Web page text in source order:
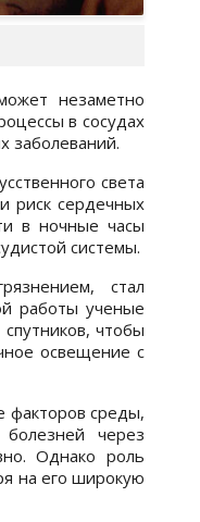
незаметно
в сосудах
заболеваний.
света
риск сердечных
в ночные часы
системы.
стал
работы ученые
чтобы
освещение с
факторов среды,
через
Однако роль
на его широкую